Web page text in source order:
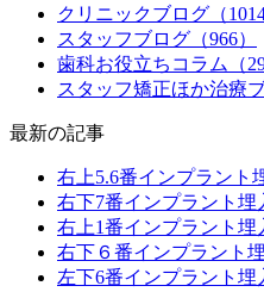
クリニックブログ（1014
スタッフブログ（966）
歯科お役立ちコラム（29
スタッフ矯正ほか治療ブ
最新の記事
右上5.6番インプラント
右下7番インプラント埋
右上1番インプラント埋
右下６番インプラント
左下6番インプラント埋